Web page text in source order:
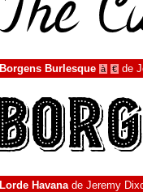
Borgens Burlesque à € de
Lorde Havanade Jeremy